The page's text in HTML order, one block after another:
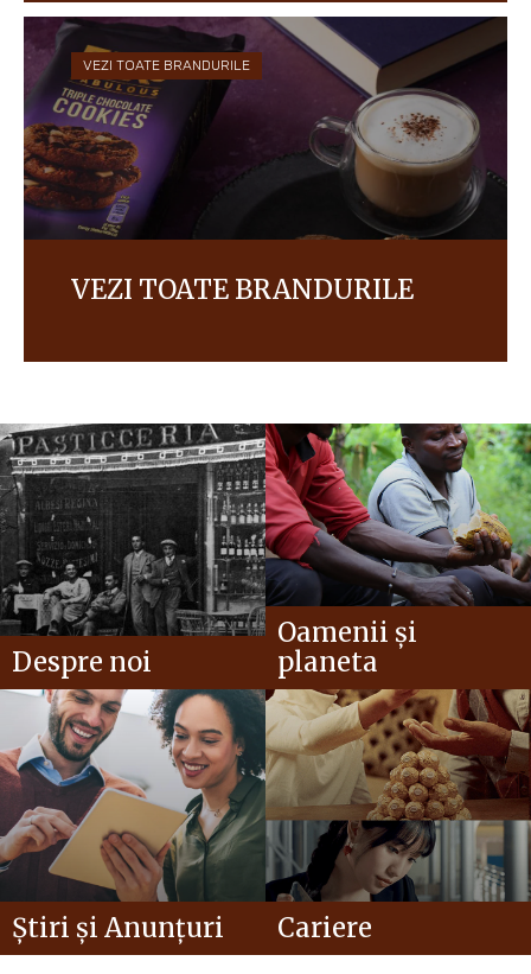
VEZI TOATE BRANDURILE
VEZI TOATE BRANDURILE
Despre noi
Oamenii și
planeta
Știri și Anunțuri Cariere